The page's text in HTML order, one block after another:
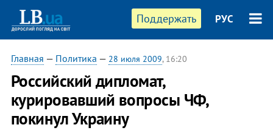
Поддержать РУС
Главная — Политика — 28 июля 2009, 16:20
Российский дипломат,
курировавший вопросы ЧФ,
покинул Украину